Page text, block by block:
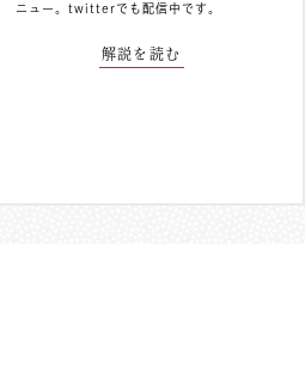
ニュー。 twitterでも配信中 です。
解説を読む